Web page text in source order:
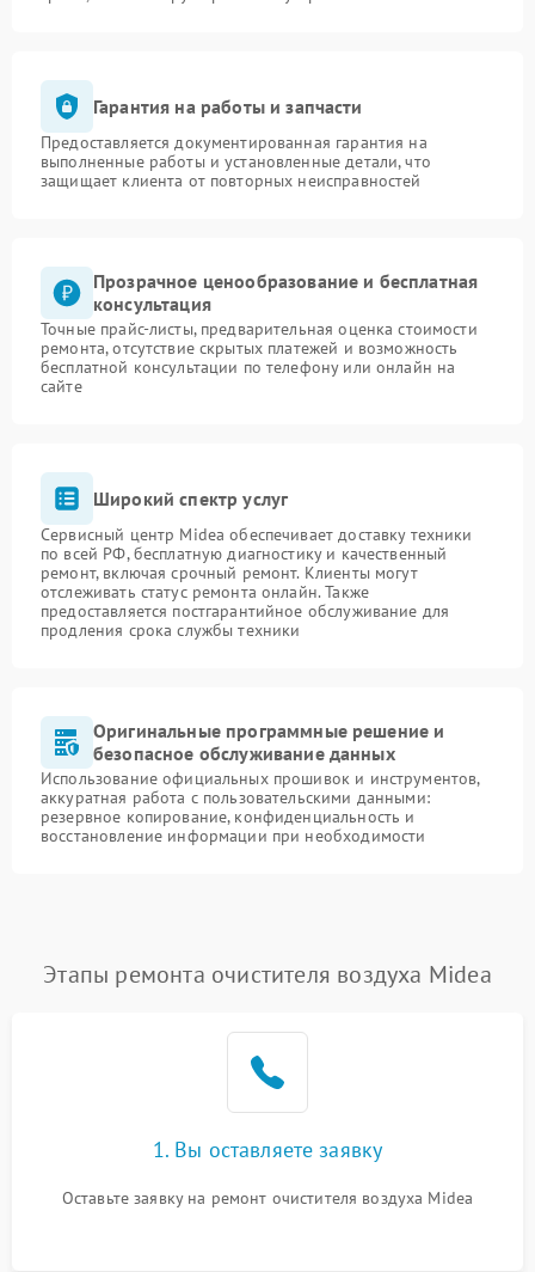
Гарантия на работы и запчасти
Предоставляется документированная гарантия на
выполненные работы и установленные детали, что
защищает клиента от повторных неисправностей
Прозрачное ценообразование и бесплатная
консультация
Точные прайс-листы, предварительная оценка стоимости
ремонта, отсутствие скрытых платежей и возможность
бесплатной консультации по телефону или онлайн на
сайте
Широкий спектр услуг
Сервисный центр Midea обеспечивает доставку техники
по всей РФ, бесплатную диагностику и качественный
ремонт, включая срочный ремонт. Клиенты могут
отслеживать статус ремонта онлайн. Также
предоставляется постгарантийное обслуживание для
продления срока службы техники
Оригинальные программные решение и
безопасное обслуживание данных
Использование официальных прошивок и инструментов,
аккуратная работа с пользовательскими данными:
резервное копирование, конфиденциальность и
восстановление информации при необходимости
Этапы ремонта очистителя воздуха Midea
1. Вы оставляете заявку
Оставьте заявку на ремонт очистителя воздуха Midea